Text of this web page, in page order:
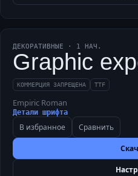
ДЕКОРАТИВНЫЕ · 1 НАЧ.
Graphic
КОММЕРЦИЯ ЗАПРЕЩЕНА TTF
Empiric Roman
Детали шрифта
В избранное Сравнить